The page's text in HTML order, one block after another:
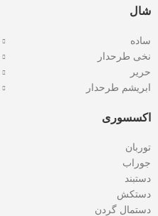
شال
ساده
نخی طرحدار
حریر
ابریشم طرحدار
اکسسوری
توربان
جوراب
دستبند
دستکش
دستمال گردن